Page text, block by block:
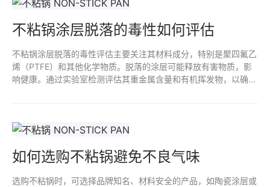
不粘锅涂层脱落的毒性如何评估
不粘锅涂层脱落的毒性评估主要关注其材料成分，特别是聚四氟乙
烯（PTFE）和其他化学物质。脱落的涂层可能释放有害物质，影
响健康。通过实验室检测评估其重金属含量和有机挥发物，以确定
如何选购不粘锅避免不良气味
选购不粘锅时，可选择品牌知名、材料安全的产品，如陶瓷涂层或